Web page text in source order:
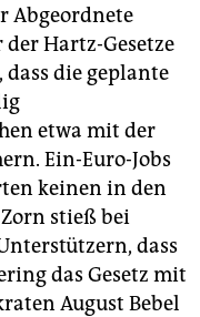
Abgeordnete
Hartz-Gesetze
die geplante
etwa mit der
Ein-Euro-Jobs
keinen in den
stieß bei
dass
das Gesetz mit
August Bebel